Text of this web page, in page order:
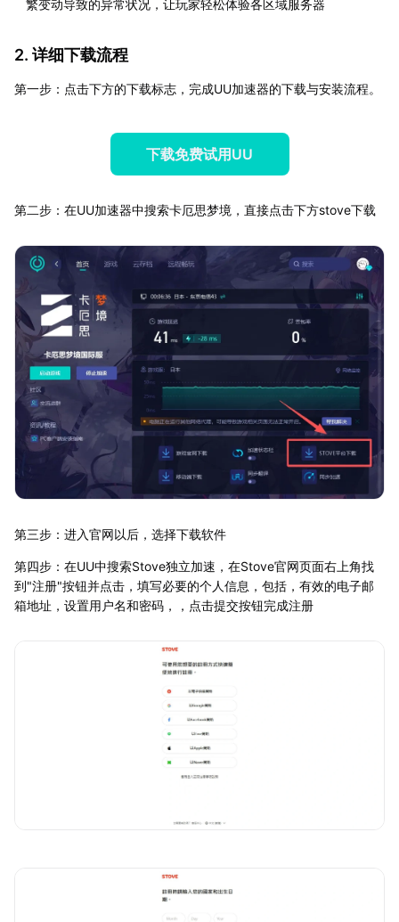
繁变动导致的异常状况，让玩家轻松体验各区域服务器
2. 详细下载流程
第一步：点击下方的下载标志，完成UU加速器的下载与安装流程。
下载免费试用UU
第二步：在UU加速器中搜索卡厄思梦境，直接点击下方stove下载
第三步：进入官网以后，选择下载软件
第四步：在UU中搜索Stove独立加速，在Stove官网页面右上角找
到"注册"按钮并点击，填写必要的个人信息，包括，有效的电子邮
箱地址，设置用户名和密码，，点击提交按钮完成注册